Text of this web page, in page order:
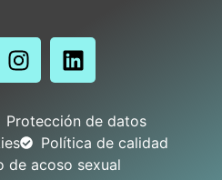
Protección de datos
Política de calidad
de acoso sexual